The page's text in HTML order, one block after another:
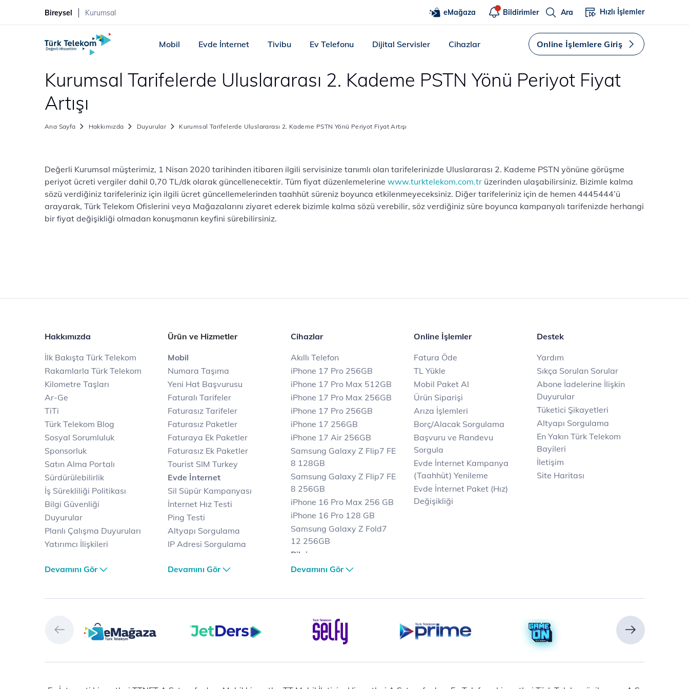
Bireysel Kurumsal eMağaza Bildirimler Ara Hızlı İşlemler
Mobil Evde İnternet Tivibu Ev Telefonu Dijital Servisler Cihazlar Online İşlemlere Giriş
Kurumsal Tarifelerde Uluslararası 2. Kademe PSTN Yönü Periyot Fiyat
Artışı
Ana Sayfa Hakkımızda Duyurular Kurumsal Tarifelerde Uluslararası 2. Kademe PSTN Yönü Periyot Fiyat Artışı
​​​Değerli Kurumsal müşterimiz, 1 Nisan 2020 tarihinden itibaren ilgili servisinize tanımlı olan tarifelerinizde Uluslararası 2. Kademe PSTN yönüne görüşme
periyot ücreti vergiler dahil 0,70 TL/dk olarak güncellenecektir. Tüm fiyat düzenlemelerine www.turktelekom.com.tr üzerinden ulaşabilirsiniz. Bizimle kalma
sözü verdiğiniz tarifeleriniz için ilgili ücret güncellemelerinden taahhüt süreniz boyunca etkilenmeyeceksiniz. Diğer tarifeleriniz için de hemen 4445444’ü
arayarak, Türk Telekom Ofislerini veya Mağazalarını ziyaret ederek bizimle kalma sözü verebilir, söz verdiğiniz süre boyunca kampanyalı tarifenizde herhangi
bir fiyat değişikliği olmadan konuşmanın keyfini sürebilirsiniz.
Hakkımızda
İlk Bakışta Türk Telekom
Rakamlarla Türk Telekom
Kilometre Taşları
Ar-Ge
TiTi
Türk Telekom Blog
Sosyal Sorumluluk
Sponsorluk
Satın Alma Portalı
Sürdürülebilirlik
İş Sürekliliği Politikası
Bilgi Güvenliği
Duyurular
Planlı Çalışma Duyuruları
Yatırımcı İlişkileri
Türk Telekom Satış ve
Türk Telekom Finansal
Türk Telekom Afet Tedbirleri
Vizyon & Değerlerimiz
Selfy
Devamını Gör
Ürün ve Hizmetler
Mobil
Numara Taşıma
Yeni Hat Başvurusu
Faturalı Tarifeler
Faturasız Tarifeler
Faturasız Paketler
Faturaya Ek Paketler
Faturasız Ek Paketler
Tourist SIM Turkey
Evde İnternet
Sil Süpür Kampanyası
İnternet Hız Testi
Ping Testi
Altyapı Sorgulama
IP Adresi Sorgulama
Avantajlı İnternet
Fiber İnternet
İnternet Kampanyaları
Ev Telefonu
JetDers
Devamını Gör
Cihazlar
Akıllı Telefon
iPhone 17 Pro 256GB
iPhone 17 Pro Max 512GB
iPhone 17 Pro Max 256GB
iPhone 17 Pro 256GB
iPhone 17 256GB
iPhone 17 Air 256GB
Samsung Galaxy Z Flip7 FE
8 128GB
Samsung Galaxy Z Flip7 FE
8 256GB
iPhone 16 Pro Max 256 GB
iPhone 16 Pro 128 GB
Samsung Galaxy Z Fold7
12 256GB
Bilgisayar
Casper Nirvana C370
Samsung Galaxy Tab A9
Ev Telefonu
Panasonic TGB610
Modem ve Wi-Fi
Premium VDSL Modem
Devamını Gör
Online İşlemler
Fatura Öde
TL Yükle
Mobil Paket Al
Ürün Siparişi
Arıza İşlemleri
Borç/Alacak Sorgulama
Başvuru ve Randevu
Sorgula
Evde İnternet Kampanya
(Taahhüt) Yenileme
Evde İnternet Paket (Hız)
Değişikliği
Destek
Yardım
Sıkça Sorulan Sorular
Abone İadelerine İlişkin
Duyurular
Tüketici Şikayetleri
Altyapı Sorgulama
En Yakın Türk Telekom
Bayileri
İletişim
Site Haritası